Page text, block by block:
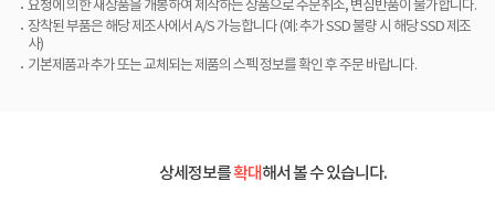
요청에 의한 새상품을 개봉하여 제작하는 상품으로 주문취소, 변심반품이 불가합니다.
장착된 부품은 해당 제조사에서 A/S 가능합니다 (예: 추가 SSD 불량 시 해당 SSD 제조
사)
기본제품과 추가 또는 교체되는 제품의 스펙 정보를 확인 후 주문 바랍니다.
상세정보를확대해서 볼 수 있습니다.